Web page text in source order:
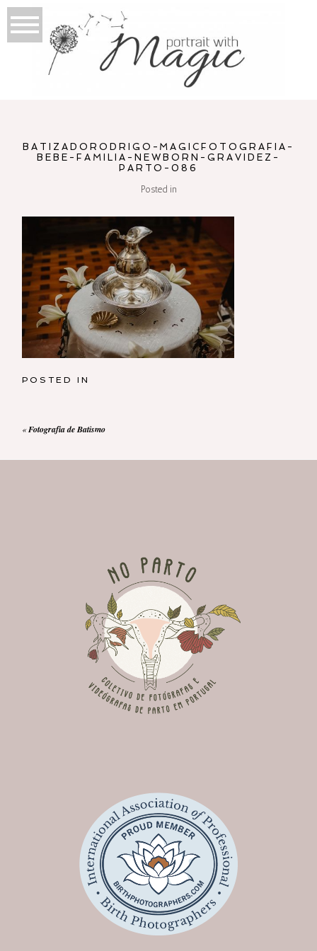
BATIZADORODRIGO-MAGICFOTOGRAFIA-
BEBE-FAMILIA-NEWBORN-GRAVIDEZ-
PARTO-086
Posted in
POSTED IN
«Fotografia de Batismo